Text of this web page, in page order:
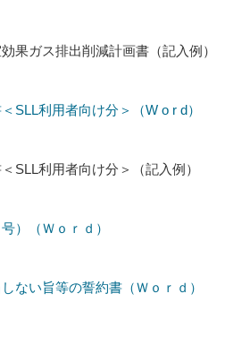
果ガス排出削減計画書（記入例）
SLL利用者向け分＞（W o r d）
SLL利用者向け分＞（記入例）
）（Ｗｏｒｄ）
ない旨等の誓約書（Ｗｏｒｄ）